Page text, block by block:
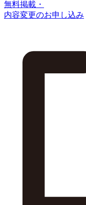
無料掲載・
内容変更のお申し込み